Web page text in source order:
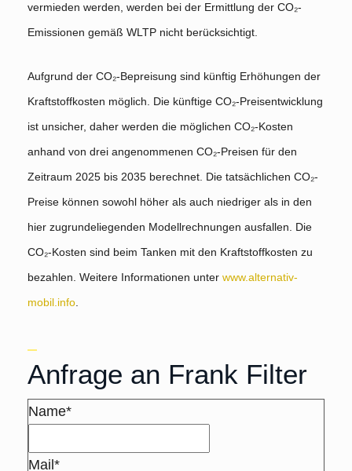
vermieden werden, werden bei der Ermittlung der CO₂-
Emissionen gemäß WLTP nicht berücksichtigt.
Aufgrund der CO₂-Bepreisung sind künftig Erhöhungen der
Kraftstoffkosten möglich. Die künftige CO₂-Preisentwicklung
ist unsicher, daher werden die möglichen CO₂-Kosten
anhand von drei angenommenen CO₂-Preisen für den
Zeitraum 2025 bis 2035 berechnet. Die tatsächlichen CO₂-
Preise können sowohl höher als auch niedriger als in den
hier zugrundeliegenden Modellrechnungen ausfallen. Die
CO₂-Kosten sind beim Tanken mit den Kraftstoffkosten zu
bezahlen. Weitere Informationen unter www.alternativ-
mobil.info.
Anfrage an Frank Filter
Name*
Mail*